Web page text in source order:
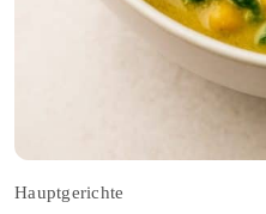
Hauptgerichte